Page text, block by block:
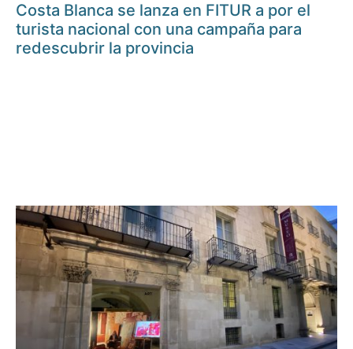
Costa Blanca se lanza en FITUR a por el
turista nacional con una campaña para
redescubrir la provincia